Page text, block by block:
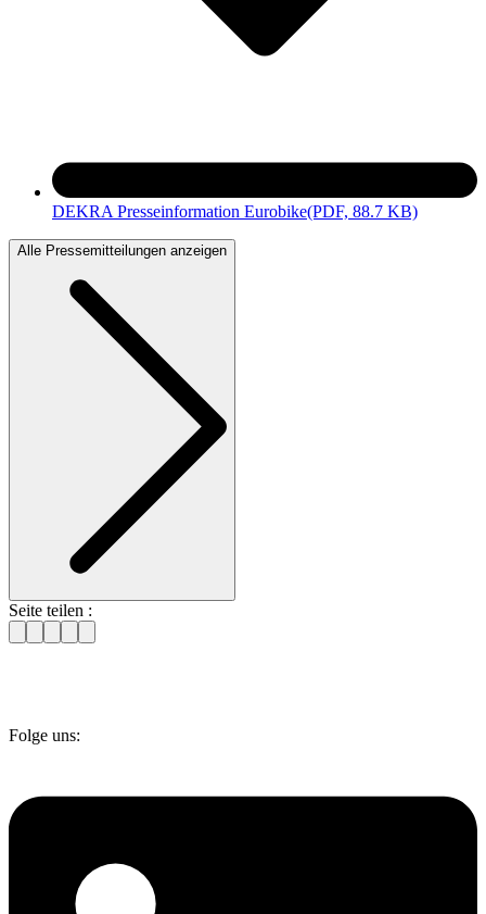
DEKRA Presseinformation Eurobike(PDF, 88.7 KB)
Alle Pressemitteilungen anzeigen
Seite teilen :
Folge uns: